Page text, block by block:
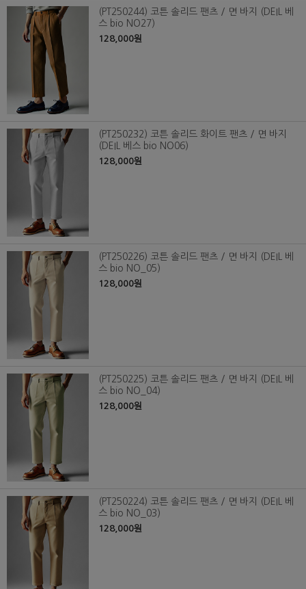
(PT250244) 코튼 솔리드 팬츠 / 면 바지 (DEIL 베
스 bio NO27)
128,000원
(PT250232) 코튼 솔리드 화이트 팬츠 / 면 바지
(DEIL 베스 bio NO06)
128,000원
(PT250226) 코튼 솔리드 팬츠 / 면 바지 (DEIL 베
스 bio NO_05)
128,000원
(PT250225) 코튼 솔리드 팬츠 / 면 바지 (DEIL 베
스 bio NO_04)
128,000원
(PT250224) 코튼 솔리드 팬츠 / 면 바지 (DEIL 베
스 bio NO_03)
128,000원